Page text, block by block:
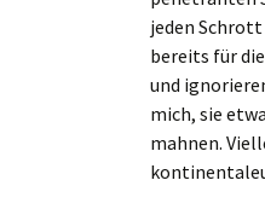
jeden
bereits für
und
mich, sie
mahnen.